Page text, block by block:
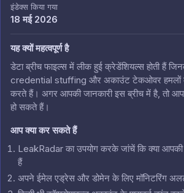
इंडेक्स किया गया
18 मई 2026
यह क्यों महत्वपूर्ण है
डेटा ब्रीच फाइल्स में लीक हुई क्रेडेंशियल्स होती हैं
credential stuffing और अकाउंट टेकओवर हमलों
करते हैं। अगर आपकी जानकारी इस ब्रीच में है, तो
हो सकते हैं।
आप क्या कर सकते हैं
LeakRadar का उपयोग करके जांचें कि क्या
हैं
अपने ईमेल एड्रेस और डोमेन के लिए मॉनिटरिंग